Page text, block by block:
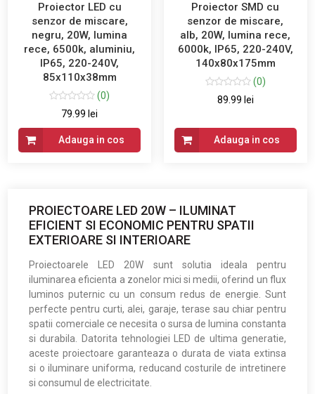
Proiector LED cu
senzor de miscare,
negru, 20W, lumina
rece, 6500k, aluminiu,
IP65, 220-240V,
85x110x38mm
(0)
79.99 lei
Adauga in cos
Proiector SMD cu
senzor de miscare,
alb, 20W, lumina rece,
6000k, IP65, 220-240V,
140x80x175mm
(0)
89.99 lei
Adauga in cos
PROIECTOARE LED 20W – ILUMINAT
EFICIENT SI ECONOMIC PENTRU SPATII
EXTERIOARE SI INTERIOARE
Proiectoarele LED 20W sunt solutia ideala pentru
iluminarea eficienta a zonelor mici si medii, oferind un flux
luminos puternic cu un consum redus de energie. Sunt
perfecte pentru curti, alei, garaje, terase sau chiar pentru
spatii comerciale ce necesita o sursa de lumina constanta
si durabila. Datorita tehnologiei LED de ultima generatie,
aceste proiectoare garanteaza o durata de viata extinsa
si o iluminare uniforma, reducand costurile de intretinere
si consumul de electricitate.